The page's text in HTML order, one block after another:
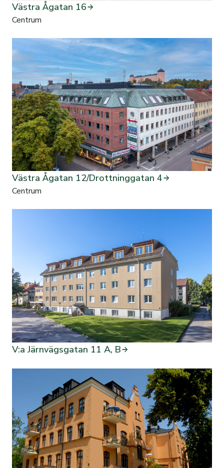
Västra Ågatan 16
Centrum
Västra Ågatan 12/Drottninggatan 4
Centrum
V:a Järnvägsgatan 11 A, B